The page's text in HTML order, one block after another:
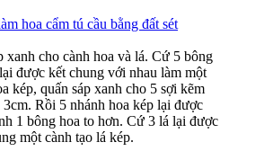
xanh cho cành hoa và lá. Cứ 5 bông
được kết chung với nhau làm một
kép, quấn sáp xanh cho 5 sợi kẽm
3cm. Rồi 5 nhánh hoa kép lại được
1 bông hoa to hơn. Cứ 3 lá lại được
một cành tạo lá kép.